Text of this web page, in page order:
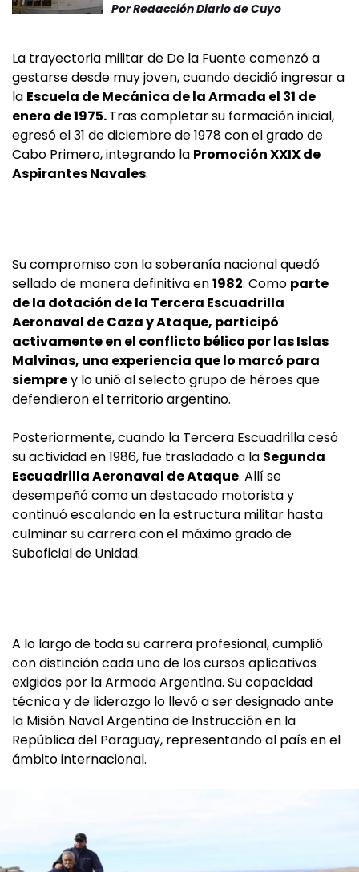
PorRedacción Diario de Cuyo
La trayectoria militar de De la Fuente comenzó a
gestarse desde muy joven, cuando decidió ingresar a
la Escuela de Mecánica de la Armada el 31 de
enero de 1975.Tras completar su formación inicial,
egresó el 31 de diciembre de 1978 con el grado de
Cabo Primero, integrando la Promoción XXIX de
Aspirantes Navales.
Su compromiso con la soberanía nacional quedó
sellado de manera definitiva en1982. Como parte
de la dotación de la Tercera Escuadrilla
Aeronaval de Caza y Ataque, participó
activamente en el conflicto bélico por las Islas
Malvinas, una experiencia que lo marcó para
siemprey lo unió al selecto grupo de héroes que
defendieron el territorio argentino.
Posteriormente, cuando la Tercera Escuadrilla cesó
su actividad en 1986, fue trasladado a la Segunda
Escuadrilla Aeronaval de Ataque. Allí se
desempeñó como un destacado motorista y
continuó escalando en la estructura militar hasta
culminar su carrera con el máximo grado de
Suboficial de Unidad.
A lo largo de toda su carrera profesional, cumplió
con distinción cada uno de los cursos aplicativos
exigidos por la Armada Argentina. Su capacidad
técnica y de liderazgo lo llevó a ser designado ante
la Misión Naval Argentina de Instrucción en la
República del Paraguay, representando al país en el
ámbito internacional.